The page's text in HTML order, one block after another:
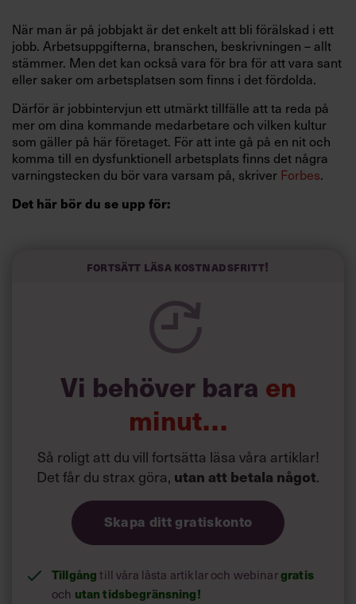
När man är på jobbjakt är det enkelt att bli förälskad i ett
jobb. Arbetsuppgifterna, branschen, beskrivningen – allt
stämmer. Men det kan också vara för bra för att vara sant
eller saker om arbetsplatsen som finns i det fördolda.
Därför är jobbintervjun ett utmärkt tillfälle att ta reda på
mer om dina kommande medarbetare och vilken kultur
som gäller på här företaget. För att inte gå på en nit och
komma till en dysfunktionell arbetsplats finns det några
varningstecken du bör vara varsam på, skriver Forbes.
Det här bör du se upp för:
Tjänsten känns lockande. Men om du redan vid första
mötet (eller senare under rekryteringsprocessen) för ett
stämmer. Lita på din magkänsla!
Fortsätt läsa kostnadsfritt!
Vi behöver bara en
minut…
Så roligt att du vill fortsätta läsa våra artiklar!
Det får du strax göra, utan att betala något.
Skapa ditt gratiskonto
Tillgångtill våra låsta artiklar och webinargratis
och utan tidsbegränsning!